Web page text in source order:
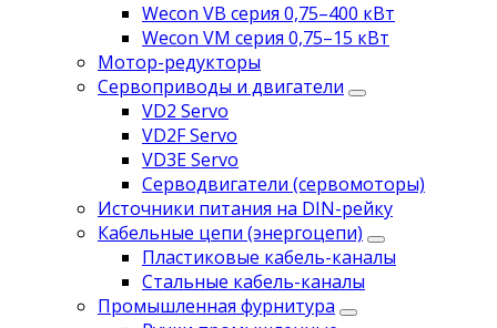
Wecon VB серия 0,75–400 кВт
Wecon VM серия 0,75–15 кВт
Мотор-редукторы
Сервоприводы и двигатели
VD2 Servo
VD2F Servo
VD3E Servo
Серводвигатели (сервомоторы)
Источники питания на DIN-рейку
Кабельные цепи (энергоцепи)
Пластиковые кабель-каналы
Стальные кабель-каналы
Промышленная фурнитура